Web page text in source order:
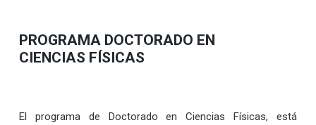
PROGRAMA DOCTORADO EN
CIENCIAS FÍSICAS
El programa de Doctorado en Ciencias Físicas, está